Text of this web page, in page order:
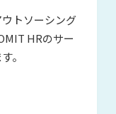
トソーシング
HRのサー
。